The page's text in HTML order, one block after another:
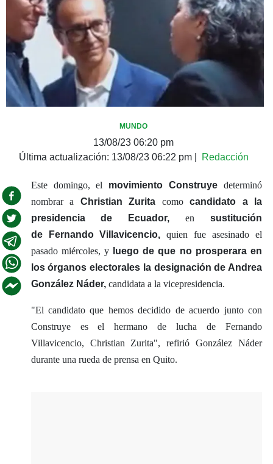
MUNDO
13/08/23 06:20 pm
Última actualización: 13/08/23 06:22 pm| Redacción
Este domingo, el movimiento Construye determinó
nombrar a Christian Zurita comocandidato a la
presidencia de Ecuador,en sustitución
de Fernando Villavicencio, quien fue asesinado el
pasado miércoles, y
luego de que no prosperara en
los órganos electorales la designación de Andrea
González Náder,candidata a la vicepresidencia.
"El candidato que hemos decidido de acuerdo junto con
Construye es el hermano de lucha de Fernando
Villavicencio, Christian Zurita", refirió González Náder
durante una rueda de prensa en Quito.